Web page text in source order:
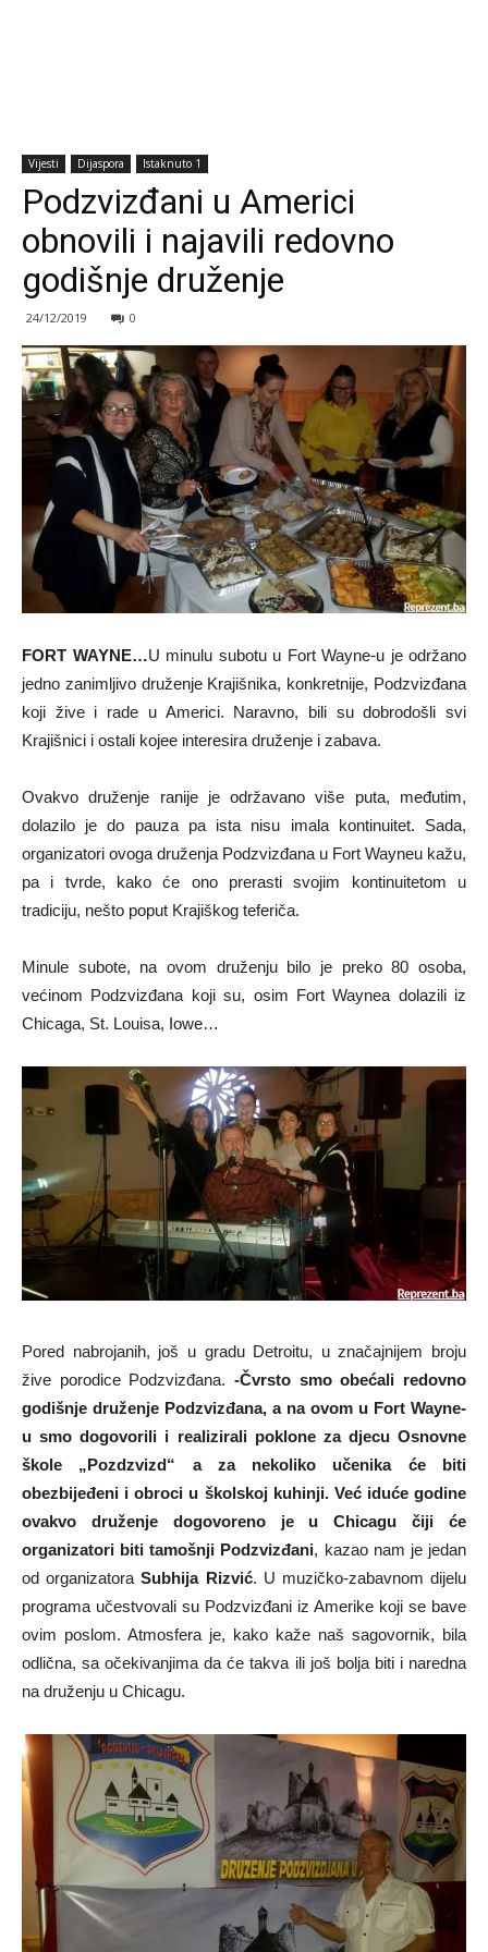
Vijesti Dijaspora Istaknuto 1
Podzvizđani u Americi
obnovili i najavili redovno
godišnje druženje
24/12/2019 0
FORT WAYNE…U minulu subotu u Fort Wayne-u je održano
jedno zanimljivo druženje Krajišnika, konkretnije, Podzvizđana
koji žive i rade u Americi. Naravno, bili su dobrodošli svi
Krajišnici i ostali kojee interesira druženje i zabava.
Ovakvo druženje ranije je održavano više puta, međutim,
dolazilo je do pauza pa ista nisu imala kontinuitet. Sada,
organizatori ovoga druženja Podzvizđana u Fort Wayneu kažu,
pa i tvrde, kako će ono prerasti svojim kontinuitetom u
tradiciju, nešto poput Krajiškog teferiča.
Minule subote, na ovom druženju bilo je preko 80 osoba,
većinom Podzvizđana koji su, osim Fort Waynea dolazili iz
Chicaga, St. Louisa, Iowe…
Pored nabrojanih, još u gradu Detroitu, u značajnijem broju
žive porodice Podzvizđana. -Čvrsto smo obećali redovno
godišnje druženje Podzvizđana, a na ovom u Fort Wayne-
u smo dogovorili i realizirali poklone za djecu Osnovne
škole „Pozdzvizd“ a za nekoliko učenika će biti
obezbijeđeni i obroci u školskoj kuhinji. Već iduće godine
ovakvo druženje dogovoreno je u Chicagu čiji će
organizatori biti tamošnji Podzvizđani, kazao nam je jedan
od organizatoraSubhija Rizvić. U muzičko-zabavnom dijelu
programa učestvovali su Podzvizđani iz Amerike koji se bave
ovim poslom. Atmosfera je, kako kaže naš sagovornik, bila
odlična, sa očekivanjima da će takva ili još bolja biti i naredna
na druženju u Chicagu.